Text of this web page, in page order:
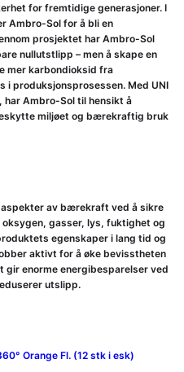
for fremtidige generasjoner. I
Ambro-Sol for å bli en
prosjektet har Ambro-Sol
nullutstlipp – men å skape en
mer karbondioksid fra
i produksjonsprosessen. Med UNI
har Ambro-Sol til hensikt å
miljøet og bærekraftig bruk
av bærekraft ved å sikre
gasser, lys, fuktighet og
egenskaper i lang tid og
aktivt for å øke bevisstheten
gir enorme energibesparelser ved
utslipp.